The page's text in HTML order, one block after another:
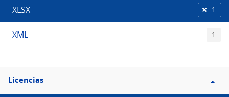
XLSX 1
XML 1
Filtro
Licencias
Licencias